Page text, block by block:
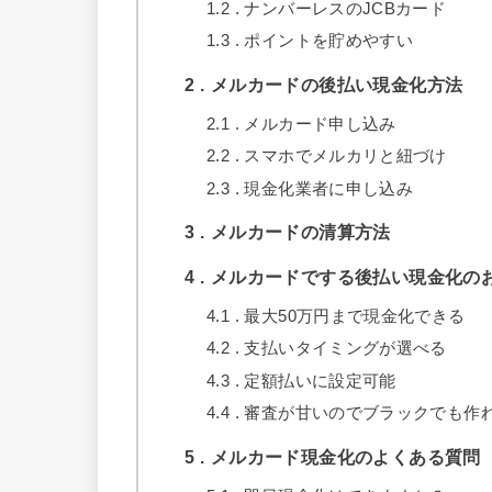
1.2
ナンバーレスのJCBカード
1.3
ポイントを貯めやすい
2 メルカードの後払い現金化方法
2.1
メルカード申し込み
2.2
スマホでメルカリと紐づけ
2.3
現金化業者に申し込み
3 メルカードの清算方法
4 メルカードでする後払い現金化の
4.1
最大50万円まで現金化できる
4.2
支払いタイミングが選べる
4.3
定額払いに設定可能
4.4
審査が甘いのでブラックでも作
5 メルカード現金化のよくある質問